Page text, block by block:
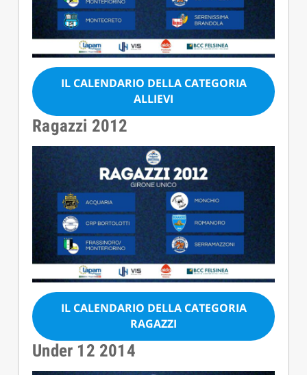
IL CALENDARIO DELLA CATEGORIA
ALLIEVI
Ragazzi 2012
IL CALENDARIO DELLA CATEGORIA
RAGAZZI
Under 12 2014